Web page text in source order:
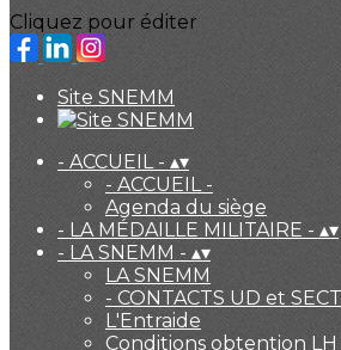
Cliquez pour éditer
Site SNEMM
- ACCUEIL - ▴▾
- ACCUEIL -
Agenda du siège
- LA MÉDAILLE MILITAIRE - ▴▾
- LA SNEMM - ▴▾
LA SNEMM
- CONTACTS UD et
L'Entraide
Conditions obtention LH